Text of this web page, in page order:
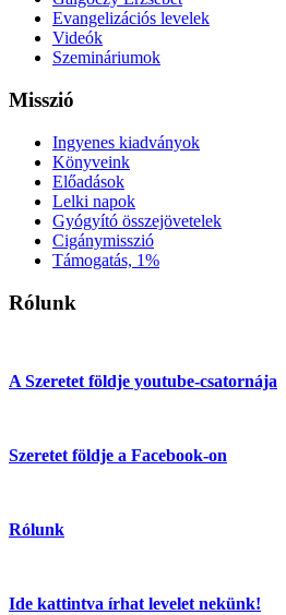
Evangelizációs levelek
Videók
Szemináriumok
Misszió
Ingyenes kiadványok
Könyveink
Előadások
Lelki napok
Gyógyító összejövetelek
Cigánymisszió
Támogatás, 1%
Rólunk
A Szeretet földje youtube-csatornája
Szeretet földje a Facebook-on
Rólunk
Ide kattintva írhat levelet nekünk!